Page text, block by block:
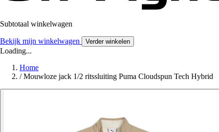
Subtotaal winkelwagen
Bekijk mijn winkelwagen Verder winkelen
Loading...
Home
/ Mouwloze jack 1/2 ritssluiting Puma Cloudspun Tech Hybrid